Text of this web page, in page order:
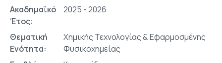
Ακαδημαϊκό
Έτος:
2025 - 2026
Θεματική
Ενότητα:
Χημικής Τεχνολογίας & Εφαρμοσμένης
Φυσικοχημείας